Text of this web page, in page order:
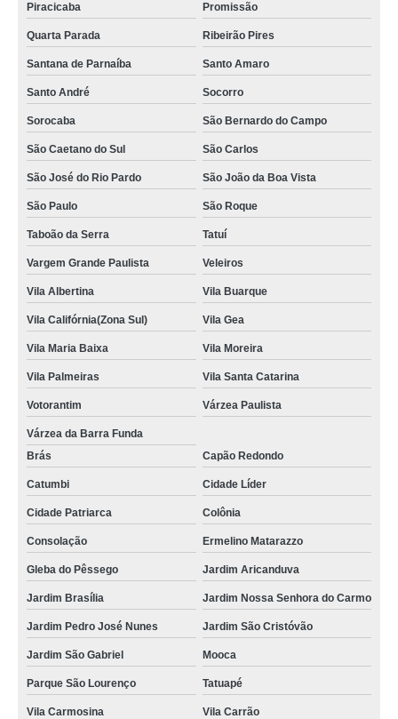
Piracicaba Promissão
Quarta Parada Ribeirão Pires
Santana de Parnaíba Santo Amaro
Santo André Socorro
Sorocaba São Bernardo do Campo
São Caetano do Sul São Carlos
São José do Rio Pardo São João da Boa Vista
São Paulo São Roque
Taboão da Serra Tatuí
Vargem Grande Paulista Veleiros
Vila Albertina Vila Buarque
Vila Califórnia(Zona Sul) Vila Gea
Vila Maria Baixa Vila Moreira
Vila Palmeiras Vila Santa Catarina
Votorantim Várzea Paulista
Várzea da Barra Funda
Brás
Capão Redondo
Catumbi Cidade Líder
Cidade Patriarca Colônia
Consolação Ermelino Matarazzo
Gleba do Pêssego Jardim Aricanduva
Jardim Brasília Jardim Nossa Senhora do Carmo
Jardim Pedro José Nunes Jardim São Cristóvão
Jardim São Gabriel Mooca
Parque São Lourenço Tatuapé
Vila Carmosina Vila Carrão